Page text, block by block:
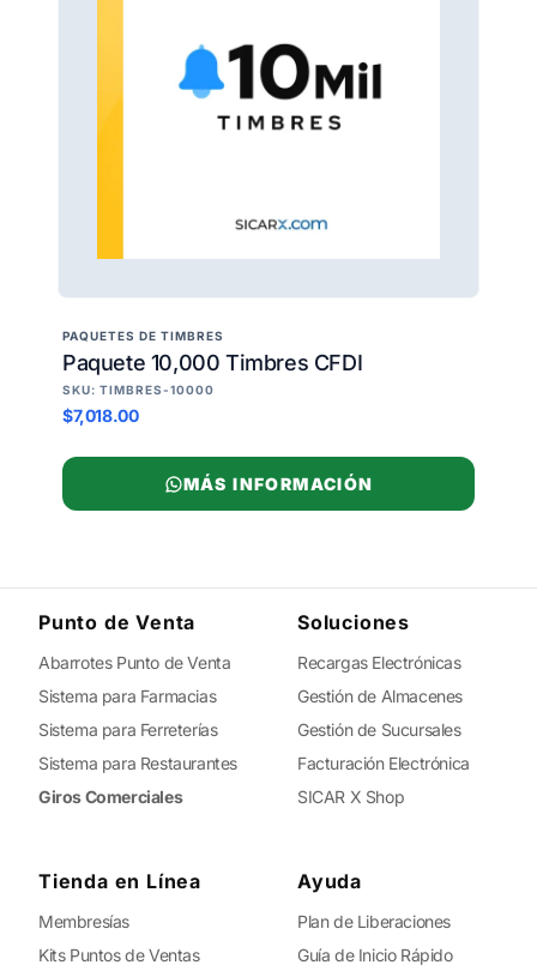
PAQUETES DE TIMBRES
Paquete 10,000 Timbres CFDI
SKU: TIMBRES-10000
$7,018.00
MÁS INFORMACIÓN
Punto de Venta
Abarrotes Punto de Venta
Sistema para Farmacias
Sistema para Ferreterías
Sistema para Restaurantes
Giros Comerciales
Soluciones
Recargas Electrónicas
Gestión de Almacenes
Gestión de Sucursales
Facturación Electrónica
SICAR X Shop
Tienda en Línea
Membresías
Kits Puntos de Ventas
Ayuda
Plan de Liberaciones
Guía de Inicio Rápido